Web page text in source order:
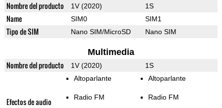
Nombre del producto 1V (2020) 1S
Name SIM0 SIM1
Tipo de SIM Nano SIM/MicroSD Nano SIM
Multimedia
Nombre del producto 1V (2020) 1S
Efectos de audio
Altoparlante
Radio FM
Altoparlante
Radio FM